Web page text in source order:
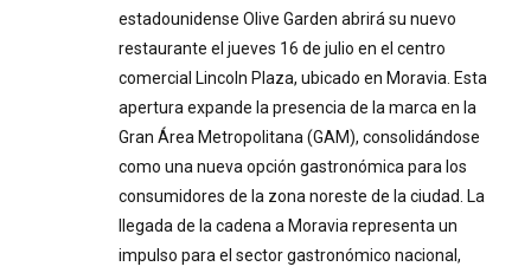
estadounidense Olive Garden abrirá su nuevo
restaurante el jueves 16 de julio en el centro
comercial Lincoln Plaza, ubicado en Moravia. Esta
apertura expande la presencia de la marca en la
Gran Área Metropolitana (GAM), consolidándose
como una nueva opción gastronómica para los
consumidores de la zona noreste de la ciudad. La
llegada de la cadena a Moravia representa un
impulso para el sector gastronómico nacional,